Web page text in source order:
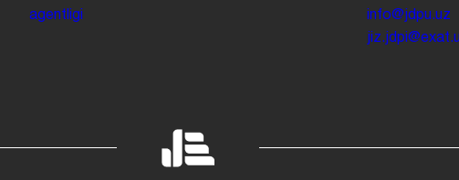
agentligi
info@jdpu.uz